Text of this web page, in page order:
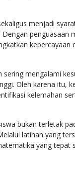
menjadi
penguasaan
kepercayaan
mengalami
Oleh karena itu,
kelemahan
bukan terletak
latihan yang
yang tepat